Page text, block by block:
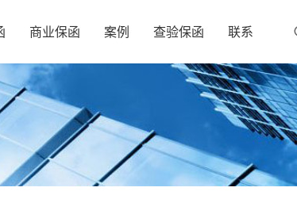
商业保函 案例 查验保函 联系